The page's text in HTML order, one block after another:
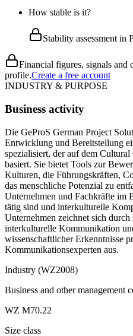
How stable is it?
Stability assessment in
Financial figures, signals and
profile.Create a free account
INDUSTRY & PURPOSE
Business activity
Die GeProS German Project
Entwicklung und Bereitstellung
spezialisiert, der auf dem
basiert. Sie bietet Tools zur
Kulturen, die Führungskräften,
das menschliche Potenzial zu
Unternehmen und Fachkräfte im
tätig sind und interkulturelle
Unternehmen zeichnet sich
interkulturelle Kommunikation
wissenschaftlicher Erkenntnisse
Kommunikationsexperten aus.
Industry (WZ2008)
Business and other management
WZ M70.22
Size class